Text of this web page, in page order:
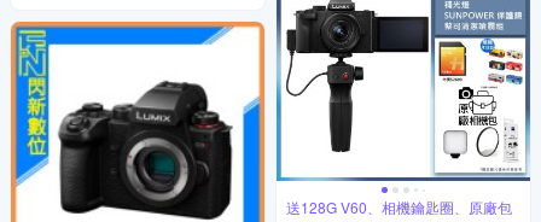
送128G V60、相機鑰匙圈、原廠包